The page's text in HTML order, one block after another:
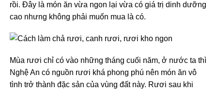
rồi. Đây là món ăn vừa ngon lại vừa có giá trị dinh dưỡng
cao nhưng không phải muốn mua là có.
Mùa rươi chỉ có vào những tháng cuối năm, ở nước ta thì
Nghệ An có nguồn rươi khá phong phú nên món ăn vô
tình trở thành đặc sản của vùng đất này. Rươi sau khi